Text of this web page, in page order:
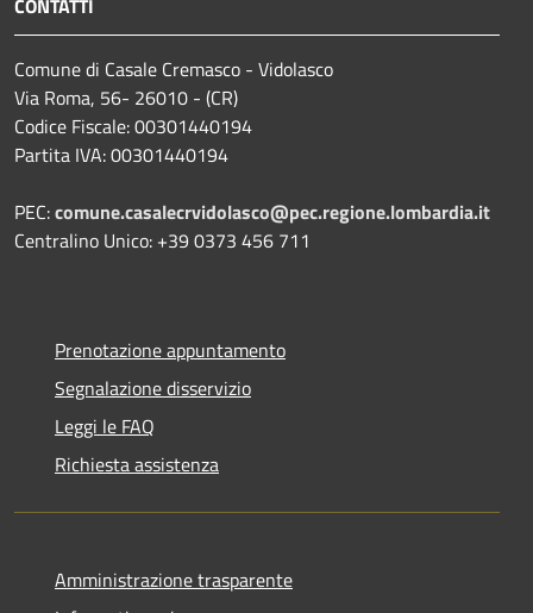
CONTATTI
Comune di Casale Cremasco - Vidolasco
Via Roma, 56- 26010 - (CR)
Codice Fiscale: 00301440194
Partita IVA: 00301440194
PEC:comune.casalecrvidolasco@pec.regione.lombardia.it
Centralino Unico: +39 0373 456 711
Prenotazione appuntamento
Segnalazione disservizio
Leggi le FAQ
Richiesta assistenza
Amministrazione trasparente